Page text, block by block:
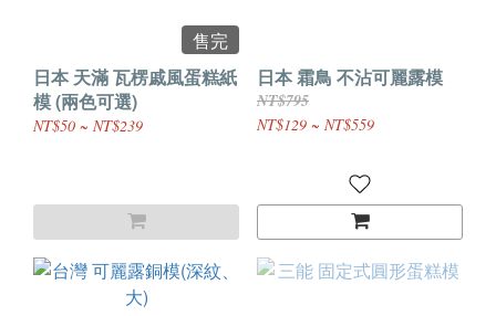
售完
日本 天滿 瓦楞戚風蛋糕紙
模 (兩色可選)
NT$50 ~ NT$239
日本 霜鳥 不沾可麗露模
NT$795
NT$129 ~ NT$559